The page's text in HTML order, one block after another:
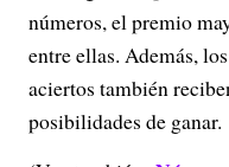
números, el premio
entre ellas. Además,
aciertos también
posibilidades de ganar.